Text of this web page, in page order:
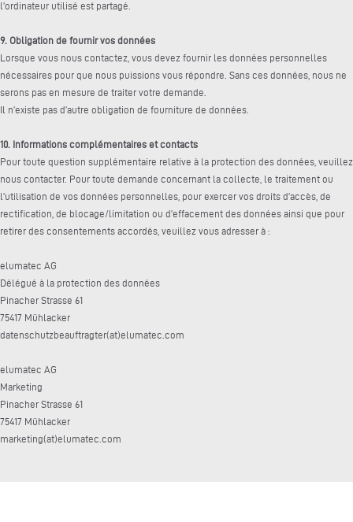
l’ordinateur utilisé est partagé.
9. Obligation de fournir vos données
Lorsque vous nous contactez, vous devez fournir les données personnelles
nécessaires pour que nous puissions vous répondre. Sans ces données, nous ne
serons pas en mesure de traiter votre demande.
Il n’existe pas d’autre obligation de fourniture de données.
10. Informations complémentaires et contacts
Pour toute question supplémentaire relative à la protection des données, veuillez
nous contacter. Pour toute demande concernant la collecte, le traitement ou
l’utilisation de vos données personnelles, pour exercer vos droits d’accès, de
rectification, de blocage/limitation ou d’effacement des données ainsi que pour
retirer des consentements accordés, veuillez vous adresser à :
elumatec AG
Délégué à la protection des données
Pinacher Strasse 61
75417 Mühlacker
datenschutzbeauftragter(at)elumatec.com
elumatec AG
Marketing
Pinacher Strasse 61
75417 Mühlacker
marketing(at)elumatec.com